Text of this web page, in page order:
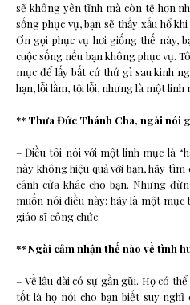
sẽ không yên tĩnh mà còn tệ hơn
sống phục vụ, bạn sẽ thấy xấu hổ
Ơn gọi phục vụ hơi giống thế này,
cuộc sống nếu bạn không phục vụ.
mục để lấy bất cứ thứ gì sau kinh
hạn, lỗi lầm, tội lỗi, nhưng là một linh
** Thưa Đức Thánh Cha, ngài nói
– Điều tôi nói với một linh mục là
này không hiệu quả với bạn, hãy
cánh cửa khác cho bạn. Nhưng
muốn nói điều này: hãy là một
giáo sĩ công chức.
** Ngài cảm nhận thế nào về tình
– Về lâu dài có sự gần gũi. Họ có
tốt là họ nói cho bạn biết suy nghĩ